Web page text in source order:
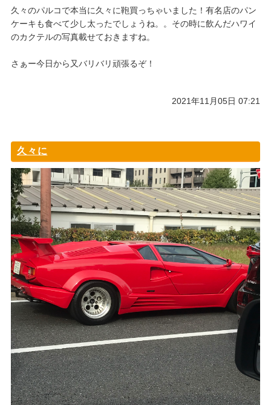
久々のパルコで本当に久々に鞄買っちゃいました！有名店のパン
ケーキも食べて少し太ったでしょうね。。その時に飲んだハワイ
のカクテルの写真載せておきますね。
さぁー今日から又バリバリ頑張るぞ！
2021年11月05日 07:21
久々に